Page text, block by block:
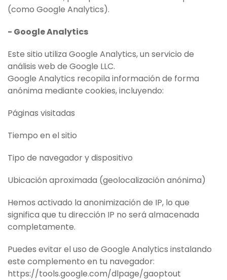
(como Google Analytics).
- Google Analytics
Este sitio utiliza Google Analytics, un servicio de
análisis web de Google LLC.
Google Analytics recopila información de forma
anónima mediante cookies, incluyendo:
Páginas visitadas
Tiempo en el sitio
Tipo de navegador y dispositivo
Ubicación aproximada (geolocalización anónima)
Hemos activado la anonimización de IP, lo que
significa que tu dirección IP no será almacenada
completamente.
Puedes evitar el uso de Google Analytics instalando
este complemento en tu navegador:
https://tools.google.com/dlpage/gaoptout